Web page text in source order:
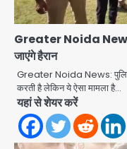
Greater Noida News:
जाएंगे हैरान
Greater Noida News: पुलिस
करती है लेकिन ये ऐसा मामला है…
यहां से शेयर करें